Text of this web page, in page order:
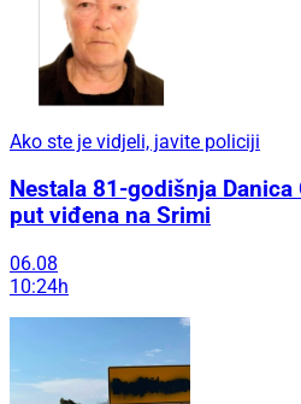
Ako ste je vidjeli, javite policiji
Nestala 81-godišnja
put viđena na Srimi
06.08
10:24h